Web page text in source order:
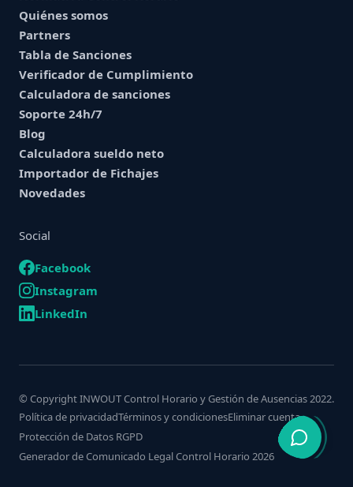
Quiénes somos
Partners
Tabla de Sanciones
Verificador de Cumplimiento
Calculadora de sanciones
Soporte 24h/7
Blog
Calculadora sueldo neto
Importador de Fichajes
Novedades
Social
Facebook
Instagram
LinkedIn
© Copyright INWOUT Control Horario y Gestión de Ausencias 2022.
Política de privacidadTérminos y condicionesEliminar cuenta
Protección de Datos RGPD
Generador de Comunicado Legal Control Horario 2026